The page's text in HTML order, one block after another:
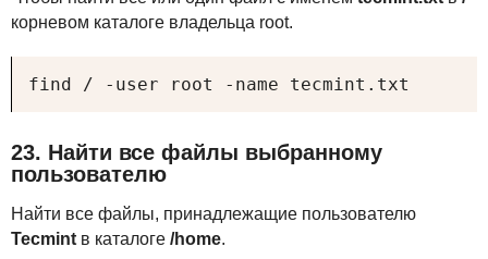
корневом каталоге владельца root.
find / -user root -name tecmint.txt
23. Найти все файлы выбранному
пользователю
Найти все файлы, принадлежащие пользователю
Tecmint в каталоге /home.